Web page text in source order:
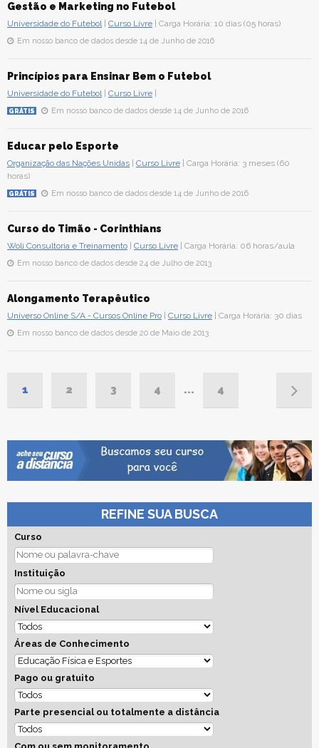
Gestão e Marketing no Futebol
Universidade do Futebol| Curso Livre | Carga Horária: 10 dias (05 horas)
Em nosso banco de dados desde 14 de Junho de 2016
Princípios para Ensinar Bem o Futebol
Universidade do Futebol| Curso Livre
GRÁTIS Em nosso banco de dados desde 14 de Junho de 2016
Educar pelo Esporte
Organização das Nações Unidas Curso Livre | Carga Horária: 3 meses (60
horas)
GRÁTIS Em nosso banco de dados desde 14 de Junho de 2016
Curso do Timão - Corinthians
Woli Consultoria e Treinamento Curso Livre | Carga Horária: 06 horas/aula
Em nosso banco de dados desde 24 de Julho de 2013
Alongamento Terapêutico
Universo Online S/A - Cursos Online Pro Curso Livre | Carga Horária: 30 dias
Em nosso banco de dados desde 20 de Maio de 2013
1 2 3 4 ... 4
REFINE SUA BUSCA
Curso
Instituição
Nível Educacional
Áreas de Conhecimento
Pago ou gratuito
Parte presencial ou totalmente a distância